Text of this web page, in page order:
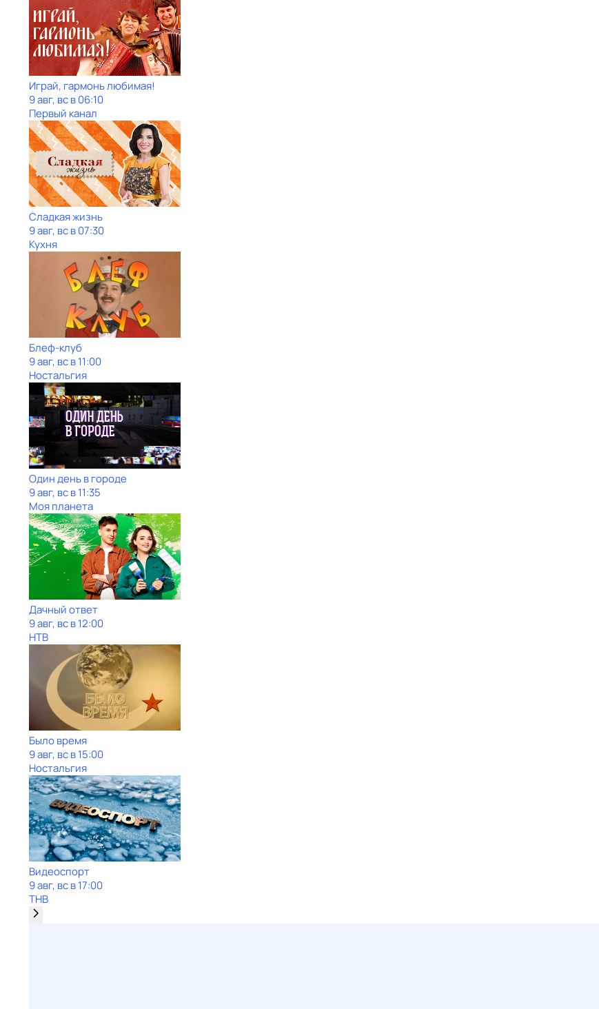
Играй, гармонь любимая!
9 авг, вс в 06:10
Первый канал
Сладкая жизнь
9 авг, вс в 07:30
Кухня
Блеф-клуб
9 авг, вс в 11:00
Ностальгия
Один день в городе
9 авг, вс в 11:35
Моя планета
Дачный ответ
9 авг, вс в 12:00
НТВ
Было время
9 авг, вс в 15:00
Ностальгия
Видеоспорт
9 авг, вс в 17:00
ТНВ